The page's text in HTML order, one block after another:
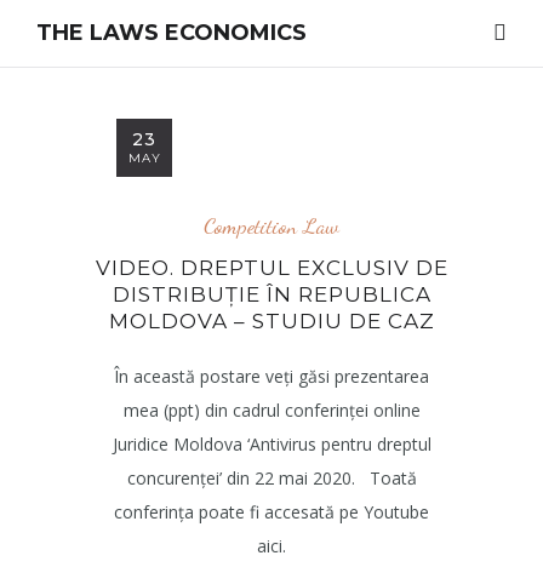
THE LAWS ECONOMICS
23
MAY
Competition Law
VIDEO. DREPTUL EXCLUSIV DE
DISTRIBUȚIE ÎN REPUBLICA
MOLDOVA – STUDIU DE CAZ
În această postare veți găsi prezentarea
mea (ppt) din cadrul conferinței online
Juridice Moldova ‘Antivirus pentru dreptul
concurenței’ din 22 mai 2020. Toată
conferința poate fi accesată pe Youtube
aici.